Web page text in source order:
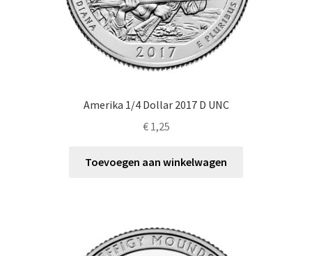
Amerika 1/4 Dollar 2017 D UNC
€1,25
Toevoegen aan winkelwagen